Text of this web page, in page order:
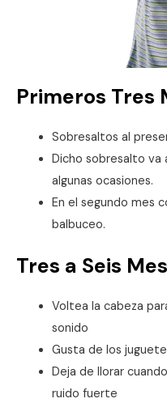
Primeros Tres
Sobresaltos al
Dicho sobresalto va
algunas ocasiones.
En el segundo mes
balbuceo.
Tres a Seis
Voltea la cabeza
sonido
Gusta de los
Deja de llorar
ruido fuerte